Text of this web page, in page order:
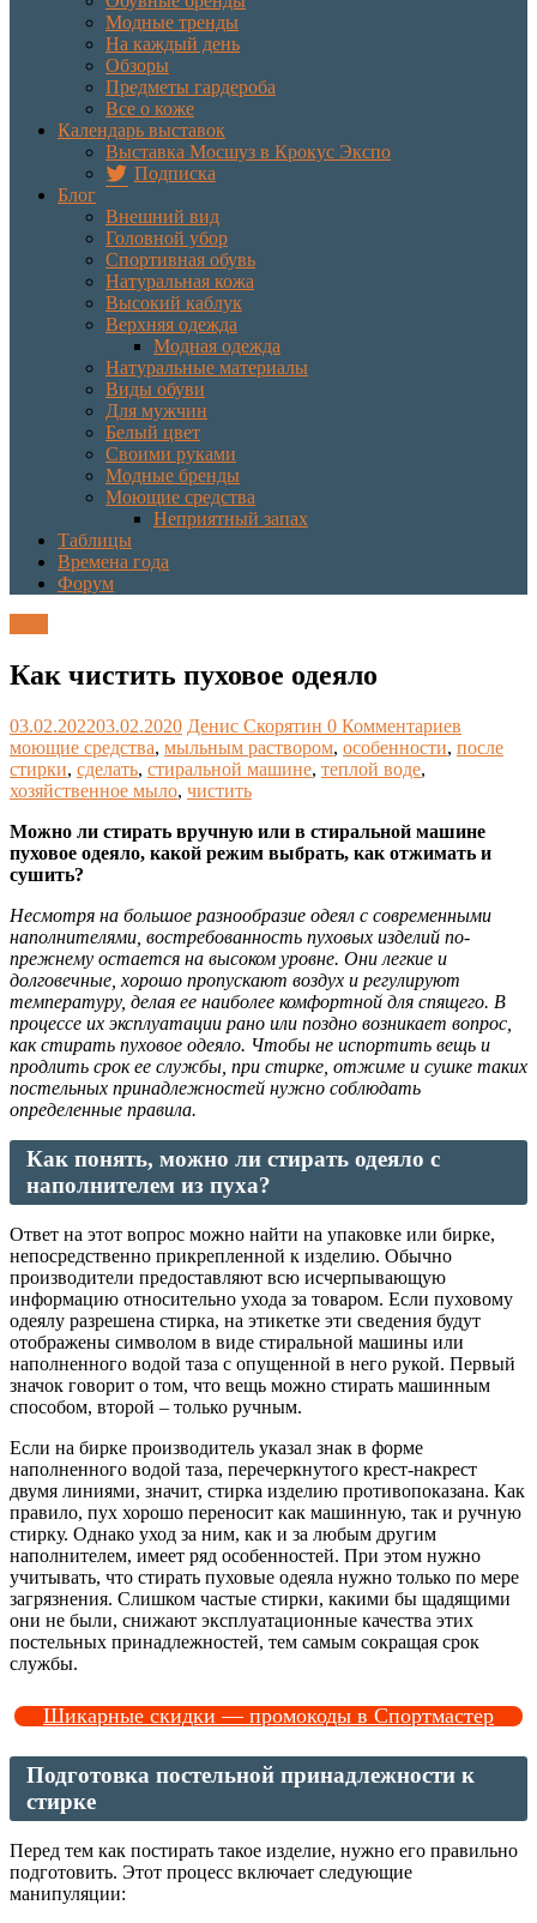
Модные тренды
На каждый день
Обзоры
Предметы гардероба
Все о коже
Календарь выставок
Выставка Мосшуз в Крокус Экспо
Подписка
Блог
Внешний вид
Головной убор
Спортивная обувь
Натуральная кожа
Высокий каблук
Верхняя одежда
Модная одежда
Натуральные материалы
Виды обуви
Для мужчин
Белый цвет
Своими руками
Модные бренды
Моющие средства
Неприятный запах
Таблицы
Времена года
Форум
Как чистить пуховое одеяло
03.02.202203.02.2020 Денис Скорятин 0 Комментариев
моющие средства, мыльным раствором, особенности, после
стирки, сделать, стиральной машине, теплой воде,
хозяйственное мыло, чистить
Можно ли стирать вручную или в стиральной машине
пуховое одеяло, какой режим выбрать, как отжимать и
сушить?
Несмотря на большое разнообразие одеял с современными
наполнителями, востребованность пуховых изделий по-
прежнему остается на высоком уровне. Они легкие и
долговечные, хорошо пропускают воздух и регулируют
температуру, делая ее наиболее комфортной для спящего. В
процессе их эксплуатации рано или поздно возникает вопрос,
как стирать пуховое одеяло. Чтобы не испортить вещь и
продлить срок ее службы, при стирке, отжиме и сушке таких
постельных принадлежностей нужно соблюдать
определенные правила.
Как понять, можно ли стирать одеяло с
наполнителем из пуха?
Ответ на этот вопрос можно найти на упаковке или бирке,
непосредственно прикрепленной к изделию. Обычно
производители предоставляют всю исчерпывающую
информацию относительно ухода за товаром. Если пуховому
одеялу разрешена стирка, на этикетке эти сведения будут
отображены символом в виде стиральной машины или
наполненного водой таза с опущенной в него рукой. Первый
значок говорит о том, что вещь можно стирать машинным
способом, второй – только ручным.
Если на бирке производитель указал знак в форме
наполненного водой таза, перечеркнутого крест-накрест
двумя линиями, значит, стирка изделию противопоказана. Как
правило, пух хорошо переносит как машинную, так и ручную
стирку. Однако уход за ним, как и за любым другим
наполнителем, имеет ряд особенностей. При этом нужно
учитывать, что стирать пуховые одеяла нужно только по мере
загрязнения. Слишком частые стирки, какими бы щадящими
они не были, снижают эксплуатационные качества этих
постельных принадлежностей, тем самым сокращая срок
службы.
Шикарные скидки — промокоды в Спортмастер
Подготовка постельной принадлежности к
стирке
Перед тем как постирать такое изделие, нужно его правильно
подготовить. Этот процесс включает следующие
манипуляции: